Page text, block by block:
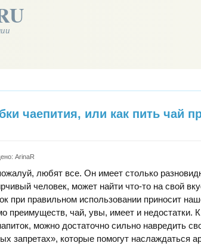
чаепития, или как пить чай
ArinaR
любят все. Он имеет столько
человек, может найти что-то на свой
при правильном использовании приносит
преимуществ, чай, увы, имеет и недостатки.
можно достаточно сильно навредить
запретах», которые помогут наслаждаться